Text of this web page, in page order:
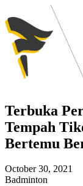
Terbuka
Tempah
Bertemu
October 30, 2021
Badminton